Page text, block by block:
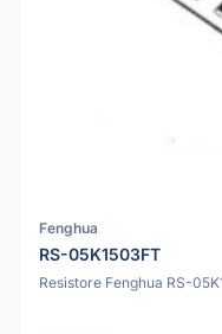
Fenghua
RS-05K1503FT
Resistore Fenghua RS-